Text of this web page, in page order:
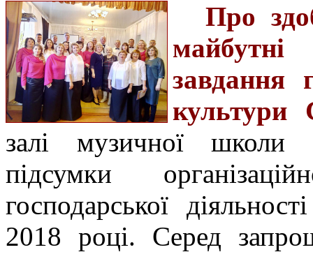
Про
завдання
культури
залі музичної школи
підсумки
господарської
2018 році. Серед